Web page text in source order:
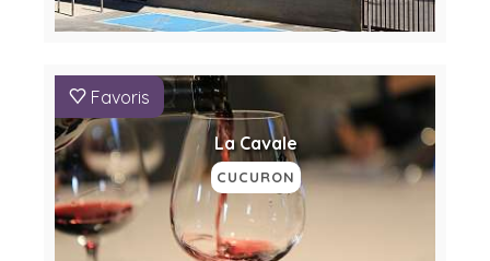
Favoris
La Cavale
CUCURON